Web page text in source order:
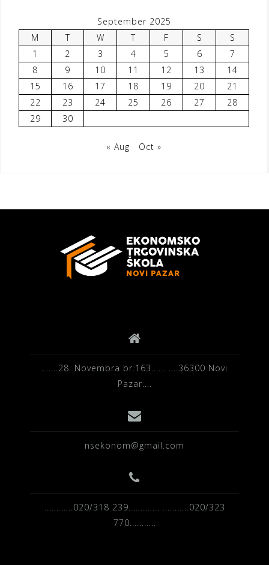
September 2025
M
T W T F S
S
1
2 3 4 5 6
7
8
9 10 11 12 13
14
15
16 17 18 19 20
21
22
23 24 25 26 27
28
29
30
« Aug Oct »
.......28. Novembra br.163...... ....36300 Novi
Pazar....
nsekonom@gmail.com
............020/318 239............. ...........020/323
770...........